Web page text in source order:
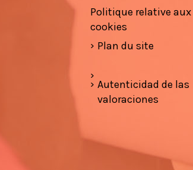
Politique relative aux
cookies
Plan du site
Autenticidad de las
valoraciones